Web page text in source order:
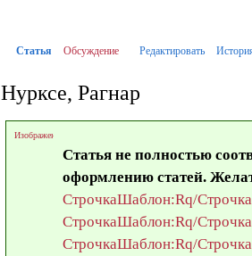
Статья Обсуждение Редактировать
Нурксе, Рагнар
Изображение:Rq0.png
Статья не полностью
оформлению статей.
СтрочкаШаблон:Rq/Строчка
СтрочкаШаблон:Rq/Строчка
СтрочкаШаблон:Rq/Строчка